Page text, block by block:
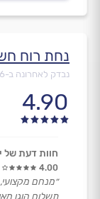
נחת רוח
נבדק לאחרונה ב-
4.90
חוות דעת של
4.00
״מנחם
תשלום הוגן